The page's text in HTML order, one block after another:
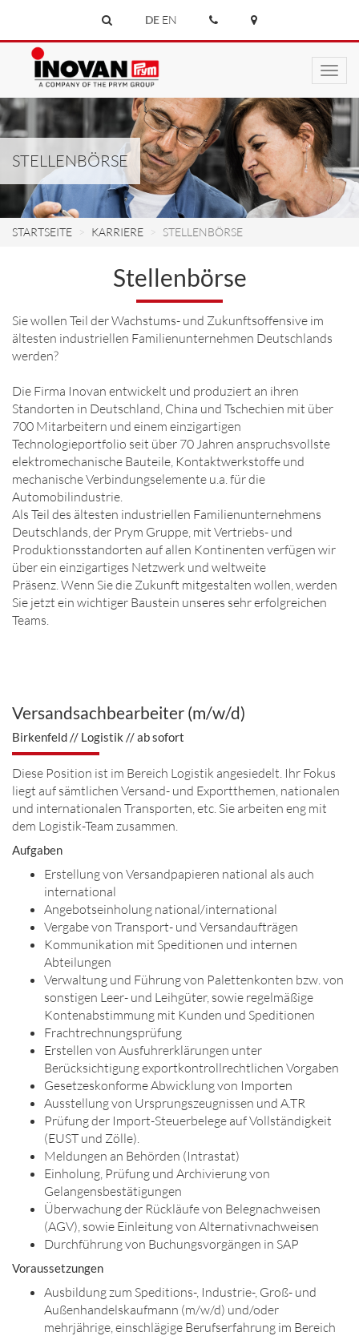
DE EN
STELLENBÖRSE
STARTSEITE KARRIERE STELLENBÖRSE
Stellenbörse
Sie wollen Teil der Wachstums- und Zukunftsoffensive im
ältesten industriellen Familienunternehmen Deutschlands
werden?
Die Firma Inovan entwickelt und produziert an ihren
Standorten in Deutschland, China und Tschechien mit über
700 Mitarbeitern und einem einzigartigen
Technologieportfolio seit über 70 Jahren anspruchsvollste
elektromechanische Bauteile, Kontaktwerkstoffe und
mechanische Verbindungselemente u.a. für die
Automobilindustrie.
Als Teil des ältesten industriellen Familienunternehmens
Deutschlands, der Prym Gruppe, mit Vertriebs- und
Produktionsstandorten auf allen Kontinenten verfügen wir
über ein einzigartiges Netzwerk und weltweite
Präsenz. Wenn Sie die Zukunft mitgestalten wollen, werden
Sie jetzt ein wichtiger Baustein unseres sehr erfolgreichen
Teams.
Versandsachbearbeiter (m/w/d)
Birkenfeld // Logistik // ab sofort
Diese Position ist im Bereich Logistik angesiedelt. Ihr Fokus
liegt auf sämtlichen Versand- und Exportthemen, nationalen
und internationalen Transporten, etc. Sie arbeiten eng mit
dem Logistik-Team zusammen.
Aufgaben
Erstellung von Versandpapieren national als auch
international
Angebotseinholung national/international
Vergabe von Transport- und Versandaufträgen
Kommunikation mit Speditionen und internen
Abteilungen
Verwaltung und Führung von Palettenkonten bzw. von
sonstigen Leer- und Leihgüter, sowie regelmäßige
Kontenabstimmung mit Kunden und Speditionen
Frachtrechnungsprüfung
Erstellen von Ausfuhrerklärungen unter
Berücksichtigung exportkontrollrechtlichen Vorgaben
Gesetzeskonforme Abwicklung von Importen
Ausstellung von Ursprungszeugnissen und A.TR
Prüfung der Import-Steuerbelege auf Vollständigkeit
(EUST und Zölle).
Meldungen an Behörden (Intrastat)
Einholung, Prüfung und Archivierung von
Gelangensbestätigungen
Überwachung der Rückläufe von Belegnachweisen
(AGV), sowie Einleitung von Alternativnachweisen
Durchführung von Buchungsvorgängen in SAP
Voraussetzungen
Ausbildung zum Speditions-, Industrie-, Groß- und
Außenhandelskaufmann (m/w/d) und/oder
mehrjährige, einschlägige Berufserfahrung im Bereich